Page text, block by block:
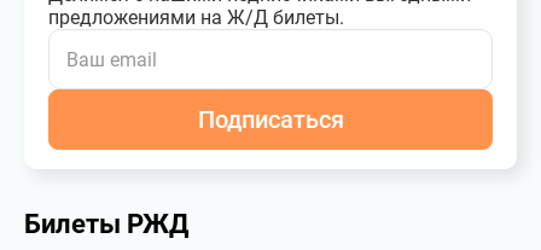
предложениями на Ж/Д билеты.
Подписаться
Билеты РЖД